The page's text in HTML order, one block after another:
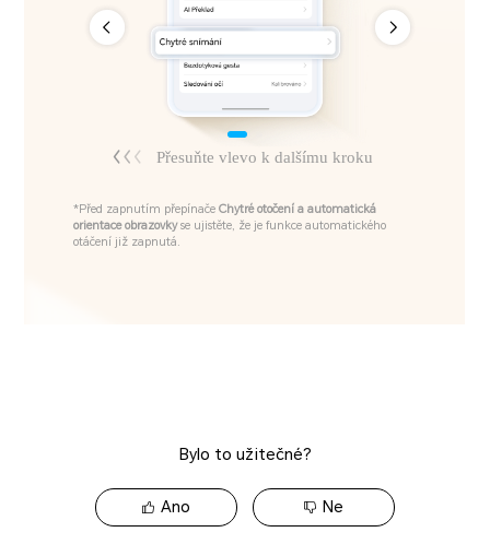
Bylo to užitečné?
Ano Ne